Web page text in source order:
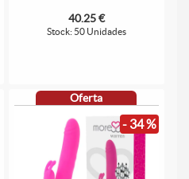
40.25 €
Stock: 50 Unidades
Oferta
- 34 %